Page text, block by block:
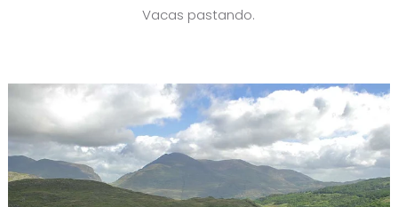
Vacas pastando.